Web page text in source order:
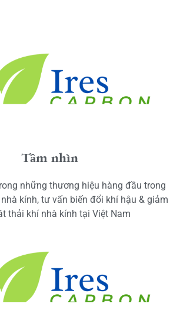
Tầm nhìn
những thương hiệu hàng đầu trong
kính, tư vấn biến đổi khí hậu & giảm
thải khí nhà kính tại Việt Nam